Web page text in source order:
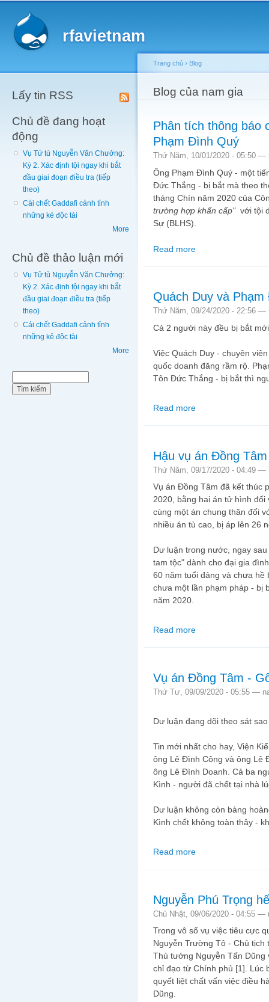
rfavietnam
Lấy tin RSS
Chủ đề đang hoạt
động
Vụ Tử tù Nguyễn Văn Chưởng:
Kỳ 2. Xác định tội ngay khi bắt
đầu giai đoạn điều tra (tiếp
theo)
Cái chết Gaddafi cảnh tỉnh
những kẻ độc tài
More
Chủ đề thảo luận mới
Vụ Tử tù Nguyễn Văn Chưởng:
Kỳ 2. Xác định tội ngay khi bắt
đầu giai đoạn điều tra (tiếp
theo)
Cái chết Gaddafi cảnh tỉnh
những kẻ độc tài
More
You are here
Trang chủ › Blog
Blog của nam gia
Phân tích thông báo
Phạm Đình Quý
Thứ Năm, 10/01/2020 - 05:50 —
Ông Phạm Đình Quý - một
Đức Thắng - bị bắt mà theo
tháng Chín năm 2020 của
trường hợp khẩn cấp" với tội
Sự (BLHS).
Read more
Quách Duy và
Thứ Năm, 09/24/2020 - 22:56 —
Cả 2 người này đều bị bắt
Việc Quách Duy - chuyên
quốc doanh đăng rầm rộ.
Tôn Đức Thắng - bị bắt thì
Read more
Hậu vụ án Đồng Tâm
Thứ Năm, 09/17/2020 - 04:49 —
Vụ án Đồng Tâm đã kết thúc
2020, bằng hai án tử hình
cùng một án chung thân đối
nhiều án tù cao, bị áp lên 26
Dư luận trong nước, ngay
tam tộc" dành cho đại gia
60 năm tuổi đảng và chưa hề
chưa một lần phạm pháp - bị
năm 2020.
Read more
Vụ án Đồng Tâm -
Thứ Tư, 09/09/2020 - 05:55 —
Dư luận đang dõi theo sát
Tin mới nhất cho hay, Viện
ông Lê Đình Công và ông Lê
ông Lê Đình Doanh. Cả ba
Kình - người đã chết tại nhà
Dư luận không còn bàng
Kình chết không toàn thây -
Read more
Nguyễn Phú Trọng
Chủ Nhật, 09/06/2020 - 04:55 —
Trong vô số vụ việc tiêu cực
Nguyễn Trường Tô - Chủ tịch
Thủ tướng Nguyễn Tấn Dũng
chỉ đạo từ Chính phủ [1]. Lúc
quyết liệt chất vấn việc điều
Dũng.